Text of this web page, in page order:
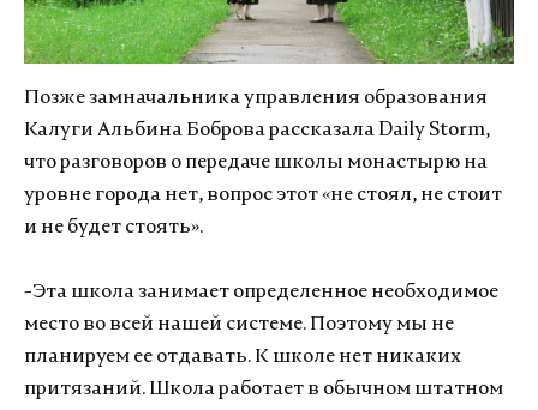
Позже замначальника управления образования
Калуги Альбина Боброва рассказала Daily Storm,
что разговоров о передаче школы монастырю на
уровне города нет, вопрос этот «не стоял, не стоит
и не будет стоять».
-Эта школа занимает определенное необходимое
место во всей нашей системе. Поэтому мы не
планируем ее отдавать. К школе нет никаких
притязаний. Школа работает в обычном штатном